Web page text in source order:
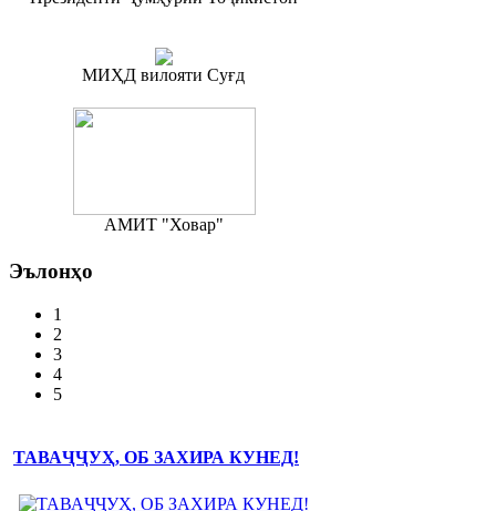
МИҲД вилояти Суғд
АМИТ "Ховар"
Эълонҳо
1
2
3
4
5
ТАВАҶҶУҲ, ОБ ЗАХИРА КУНЕД!